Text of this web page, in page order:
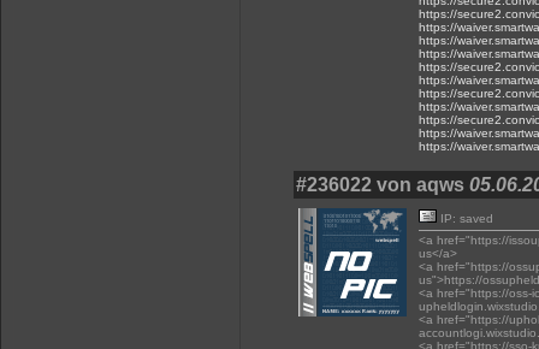
https://
https://
https://
https://
https://
https://
https://
https://
https://
https://
https://
#236022 von aqws
IP: saved
<a href="https://
us</a>
<a href="https://
us">https://
<a href="https://oss-
<a href="https://
<a href="https://sso-